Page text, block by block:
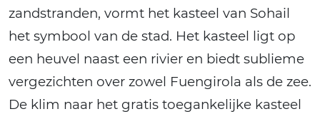
zandstranden, vormt het kasteel van Sohail
het symbool van de stad. Het kasteel ligt op
een heuvel naast een rivier en biedt sublieme
vergezichten over zowel Fuengirola als de zee.
De klim naar het gratis toegankelijke kasteel